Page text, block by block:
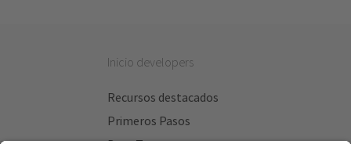
Inicio developers
Recursos destacados
Primeros Pasos